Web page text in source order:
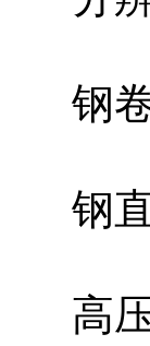
钢卷
钢直
高压